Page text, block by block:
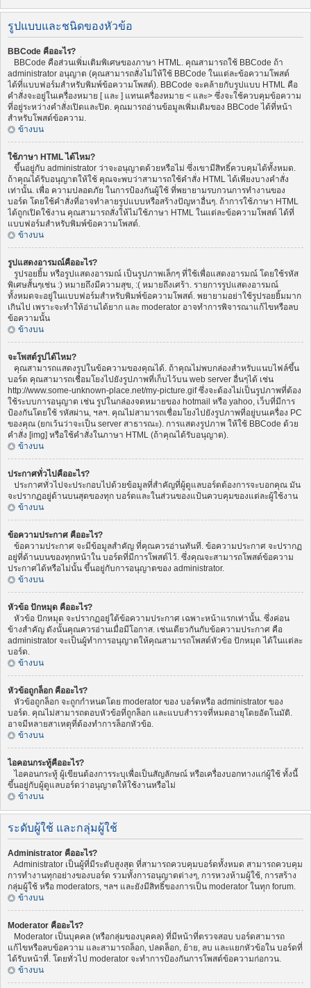
รูปแบบและชนิดของหัวข้อ
BBCode คืออะไร?
BBCode คือส่วนเพิ่มเติมพิเศษของภาษา HTML. คุณสามารถใช้ BBCode ถ้า
administrator อนุญาต (คุณสามารถสั่งไม่ให้ใช้ BBCode ในแต่ละข้อความโพสต์
ได้ที่แบบฟอร์มสำหรับพิมพ์ข้อความโพสต์). BBCode จะคล้ายกับรูปแบบ HTML คือ
คำสั่งจะอยู่ในเครื่องหมาย [ และ ] แทนเครื่องหมาย < และ> ซึ่งจะใช้ควบคุมข้อความ
ที่อยู่ระหว่างคำสั่งเปิดและปิด. คุณมารถอ่านข้อมูลเพิ่มเติมของ BBCode ได้ที่หน้า
สำหรับโพสต์ข้อความ.
ข้างบน
ใช้ภาษา HTML ได้ไหม?
ขึ้นอยู่กับ administrator ว่าจะอนุญาตด้วยหรือไม่ ซึ่งเขามีสิทธิ์ควบคุมได้ทั้งหมด.
ถ้าคุณได้รับอนุญาตให้ใช้ คุณจะพบว่าสามารถใช้คำสั่ง HTML ได้เพียงบางคำสั่ง
เท่านั้น. เพื่อ ความปลอดภัย ในการป้องกันผู้ใช้ ที่พยายามรบกวนการทำงานของ
บอร์ด โดยใช้คำสั่งที่อาจทำลายรูปแบบหรือสร้างปัญหาอื่นๆ. ถ้าการใช้ภาษา HTML
ได้ถูกเปิดใช้งาน คุณสามารถสั่งให้ไม่ใช้ภาษา HTML ในแต่ละข้อความโพสต์ ได้ที่
แบบฟอร์มสำหรับพิมพ์ข้อความโพสต์.
ข้างบน
รูปแสดงอารมณ์คืออะไร?
รูปรอยยิ้ม หรือรูปแสดงอารมณ์ เป็นรูปภาพเล็กๆ ที่ใช้เพื่อแสดงอารมณ์ โดยใช้รหัส
พิเศษสั้นๆเช่น :) หมายถึงมีความสุข, :( หมายถึงเศร้า. รายการรูปแสดงอารมณ์
ทั้งหมดจะอยู่ในแบบฟอร์มสำหรับพิมพ์ข้อความโพสต์. พยายามอย่าใช้รูปรอยยิ้มมาก
เกินไป เพราะจะทำให้อ่านได้ยาก และ moderator อาจทำการพิจารณาแก้ไขหรือลบ
ข้อความนั้น
ข้างบน
จะโพสต์รูปได้ไหม?
คุณสามารถแสดงรูปในข้อความของคุณได้. ถ้าคุณไม่พบกล่องสำหรับแนบไฟล์ขึ้น
บอร์ด คุณสามารถเชื่อมโยงไปยังรูปภาพที่เก็บไว้บน web server อื่นๆได้ เช่น
http://www.some-unknown-place.net/my-picture.gif ซึ่งจะต้องไม่เป็นรูปภาพที่ต้อง
ใช้ระบบการอนุญาต เช่น รูปในกล่องจดหมายของ hotmail หรือ yahoo, เว็บที่มีการ
ป้องกันโดยใช้ รหัสผ่าน, ฯลฯ. คุณไม่สามารถเชื่อมโยงไปยังรูปภาพที่อยู่บนเครื่อง PC
ของคุณ (ยกเว้นว่าจะเป็น server สาธารณะ). การแสดงรูปภาพ ให้ใช้ BBCode ด้วย
คำสั่ง [img] หรือใช้คำสั่งในภาษา HTML (ถ้าคุณได้รับอนุญาต).
ข้างบน
ประกาศทั่วไปคืออะไร?
ประกาศทั่วไปจะประกอบไปด้วยข้อมูลที่สำคัญที่ผู้ดูแลบอร์ดต้องการจะบอกคุณ มัน
จะปรากฏอยู่ด้านบนสุดของทุก บอร์ดและในส่วนของแป้นควบคุมของแต่ละผู้ใช้งาน
ข้างบน
ข้อความประกาศ คืออะไร?
ข้อความประกาศ จะมีข้อมูลสำคัญ ที่คุณควรอ่านทันที. ข้อความประกาศ จะปรากฏ
อยู่ที่ด้านบนของทุกหน้าใน บอร์ดที่มีการโพสต์ไว้. ซึ่งคุณจะสามารถโพสต์ข้อความ
ประกาศได้หรือไม่นั้น ขึ้นอยู่กับการอนุญาตของ administrator.
ข้างบน
หัวข้อ ปักหมุด คืออะไร?
หัวข้อ ปักหมุด จะปรากฏอยู่ใต้ข้อความประกาศ เฉพาะหน้าแรกเท่านั้น. ซึ่งค่อน
ข้างสำคัญ ดังนั้นคุณควรอ่านเมื่อมีโอกาส. เช่นเดียวกันกับข้อความประกาศ คือ
administrator จะเป็นผู้ทำการอนุญาตให้คุณสามารถโพสต์หัวข้อ ปักหมุด ได้ในแต่ละ
บอร์ด.
ข้างบน
หัวข้อถูกล็อก คืออะไร?
หัวข้อถูกล็อก จะถูกกำหนดโดย moderator ของ บอร์ดหรือ administrator ของ
บอร์ด. คุณไม่สามารถตอบหัวข้อที่ถูกล็อก และแบบสำรวจที่หมดอายุโดยอัตโนมัติ.
อาจมีหลายสาเหตุที่ต้องทำการล็อกหัวข้อ.
ข้างบน
ไอคอนกระทู้คืออะไร?
ไอคอนกระทู้ ผู้เขียนต้องการระบุเพื่อเป็นสัญลักษณ์ หรือเครื่องบอกทางแก่ผู้ใช้ ทั้งนี้
ขึ้นอยู่กับผู้ดูแลบอร์ดว่าอนุญาตให้ใช้งานหรือไม่
ข้างบน
ระดับผู้ใช้ และกลุ่มผู้ใช้
Administrator คืออะไร?
Administrator เป็นผู้ที่มีระดับสูงสุด ที่สามารถควบคุมบอร์ดทั้งหมด สามารถควบคุม
การทำงานทุกอย่างของบอร์ด รวมทั้งการอนุญาตต่างๆ, การหวงห้ามผู้ใช้, การสร้าง
กลุ่มผู้ใช้ หรือ moderators, ฯลฯ และยังมีสิทธิ์ของการเป็น moderator ในทุก forum.
ข้างบน
Moderator คืออะไร?
Moderator เป็นบุคคล (หรือกลุ่มของบุคคล) ที่มีหน้าที่ตรวจสอบ บอร์ดสามารถ
แก้ไขหรือลบข้อความ และสามารถล็อก, ปลดล็อก, ย้าย, ลบ และแยกหัวข้อใน บอร์ดที่
ได้รับหน้าที่. โดยทั่วไป moderator จะทำการป้องกันการโพสต์ข้อความก่อกวน.
ข้างบน